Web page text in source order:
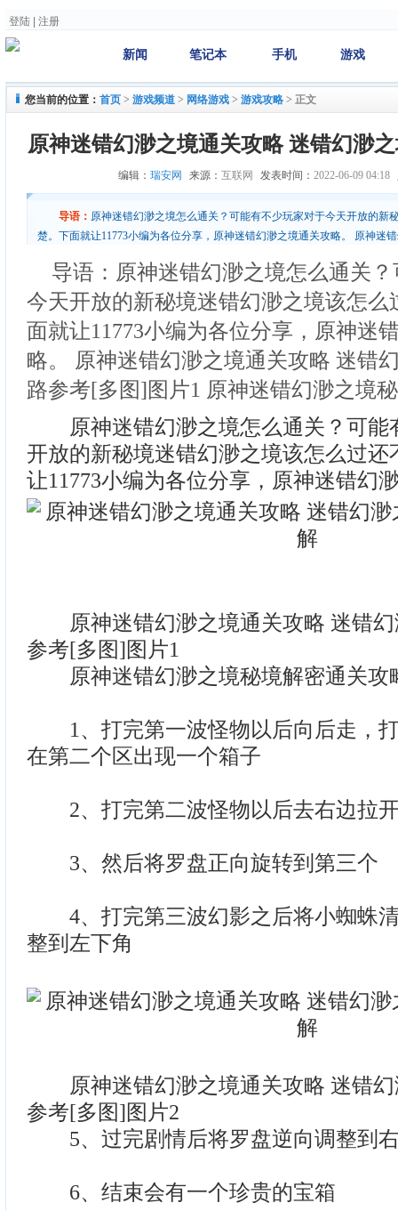
登陆 注册
新闻 笔记本 手机 游戏
您当前的位置： 首页 > 游戏频道 > 网络游戏 > 游戏攻略 > 正文
原神迷错幻渺之境通关攻略 迷错幻渺
编辑： 瑞安网 来源： 互联网 发表时间： 2022-06-09 04:18
导语： 原神迷错幻渺之境怎么通关？可能有不少玩家对于今天开放的新
楚。下面就让11773小编为各位分享，原神迷错幻渺之境通关攻略。 原神迷
导语：原神迷错幻渺之境怎么通关
今天开放的新秘境迷错幻渺之境该怎么
面就让11773小编为各位分享，原神迷
略。 原神迷错幻渺之境通关攻略 迷错
路参考[多图]图片1 原神迷错幻渺之境
原神迷错幻渺之境怎么通关？可能
开放的新秘境迷错幻渺之境该怎么过还
让11773小编为各位分享，原神迷错幻
原神迷错幻渺之境通关攻略 迷错幻
参考[多图]图片1
原神迷错幻渺之境秘境解密通关攻
1、打完第一波怪物以后向后走，打
在第二个区出现一个箱子
2、打完第二波怪物以后去右边拉
3、然后将罗盘正向旋转到第三个
4、打完第三波幻影之后将小蜘蛛清
整到左下角
原神迷错幻渺之境通关攻略 迷错幻
参考[多图]图片2
5、过完剧情后将罗盘逆向调整到
6、结束会有一个珍贵的宝箱